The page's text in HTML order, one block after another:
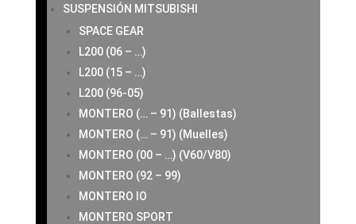
SUSPENSIÓN MITSUBISHI
SPACE GEAR
L200 (06 – …)
L200 (15 – …)
L200 (96-05)
MONTERO (… – 91) (Ballestas)
MONTERO (… – 91) (Muelles)
MONTERO (00 – …) (V60/V80)
MONTERO (92 – 99)
MONTERO IO
MONTERO SPORT